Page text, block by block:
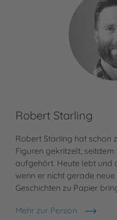
Robert Starling
Robert Starling hat schon
Figuren gekritzelt,
aufgehört. Heute lebt und
wenn er nicht gerade
Geschichten zu Papier
Mehr zur Person
Robert Starling